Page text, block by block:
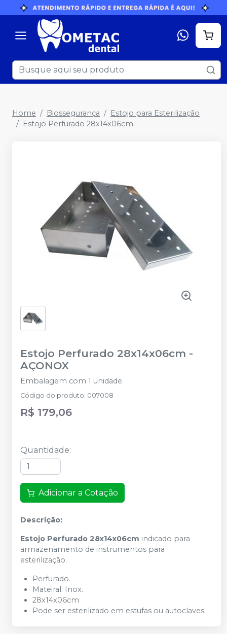
Home Biossegurança
Estojo para Esterilização
Estojo Perfurado 28x14x06cm
Estojo Perfurado 28x14x06cm -
AÇONOX
Embalagem com 1 unidade.
Código do produto: 007008
R$ 179,06
Quantidade:
Adicionar a Cotação
Descrição:
Estojo Perfurado 28x14x06cm indicado para
armazenamento de instrumentos para
esterilização.
Perfurado.
Mateiral: Inox.
28x14x06cm
Pode ser esterilizado em estufas ou autoclaves.